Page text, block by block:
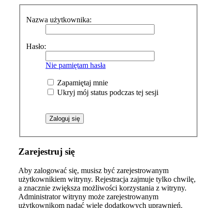
Nazwa użytkownika:
Hasło:
Nie pamiętam hasła
Zapamiętaj mnie
Ukryj mój status podczas tej sesji
Zarejestruj się
Aby zalogować się, musisz być zarejestrowanym
użytkownikiem witryny. Rejestracja zajmuje tylko chwilę,
a znacznie zwiększa możliwości korzystania z witryny.
Administrator witryny może zarejestrowanym
użytkownikom nadać wiele dodatkowych uprawnień.